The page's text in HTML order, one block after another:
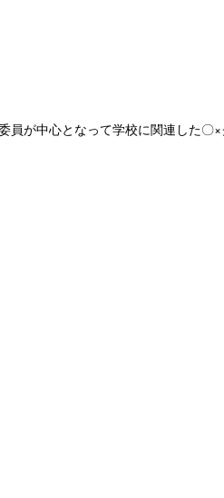
が中心となって学校に関連した〇